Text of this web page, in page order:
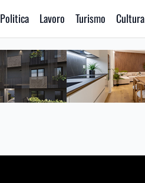
Politica Lavoro Turismo Cultura